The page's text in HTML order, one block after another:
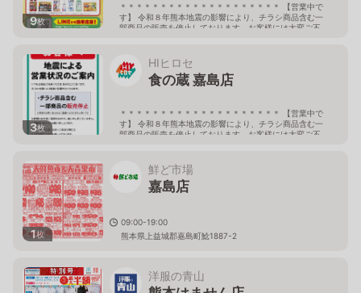
9枚
＊＊＊＊＊＊＊＊＊＊＊＊＊＊＊＊＊＊＊＊ 【営業中で
す】 令和８年熊本地震の影響により、チラシ商品含む一
部商品の販売を停止しております。お客様には大変ご不
ださいませ。 ＊＊＊＊＊＊＊＊＊＊＊＊＊＊＊＊＊＊＊
＊ 9:00-21:00
熊本県上益城郡嘉島町大字上島2016番地
3枚
HIヒロセ
食の蔵 嘉島店
＊＊＊＊＊＊＊＊＊＊＊＊＊＊＊＊＊＊＊＊ 【営業中で
す】 令和８年熊本地震の影響により、チラシ商品含む一
部商品の販売を停止しております。お客様には大変ご不
ださいませ。 ＊＊＊＊＊＊＊＊＊＊＊＊＊＊＊＊＊＊＊
＊ 9:00-20:00
熊本県上益城郡嘉島町鯰1792-1
1枚
鮮ど市場
嘉島店
09:00-19:00
熊本県上益城郡嘉島町鯰1887-2
洋服の青山